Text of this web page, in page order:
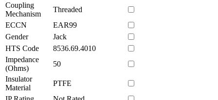
Coupling
Mechanism
Threaded
ECCN
EAR99
Gender
Jack
HTS Code
8536.69.4010
Impedance
(Ohms)
50
Insulator
Material
PTFE